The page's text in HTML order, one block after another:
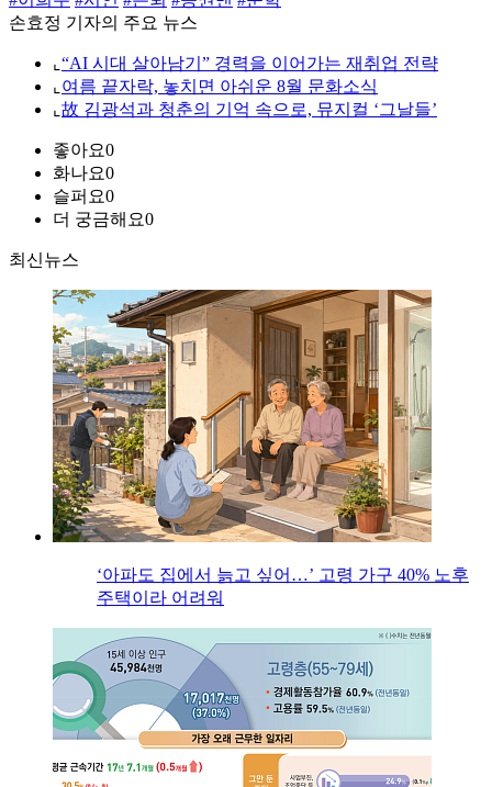
손효정 기자의 주요 뉴스
⌞ “AI 시대 살아남기” 경력을 이어가는 재취업 전략
⌞ 여름 끝자락, 놓치면 아쉬운 8월 문화소식
⌞ 故 김광석과 청춘의 기억 속으로, 뮤지컬 ‘그날들’
좋아요0
화나요0
슬퍼요0
더 궁금해요0
최신뉴스
‘아파도 집에서 늙고 싶어…’ 고령 가구 40% 노후
주택이라 어려워